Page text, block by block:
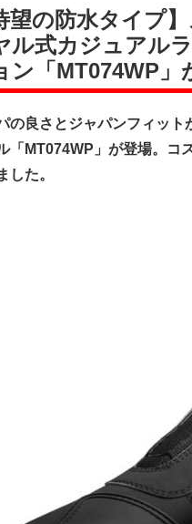
望の防水タイプ
ル式カジュアル
ン「MT074WP
の良さとジャパンフィッ
「MT074WP」が登場。コ
した。